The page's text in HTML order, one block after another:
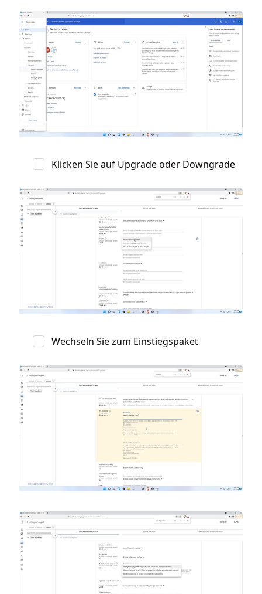
Klicken Sie auf Upgrade oder Downgrade
Wechseln Sie zum Einstiegspaket